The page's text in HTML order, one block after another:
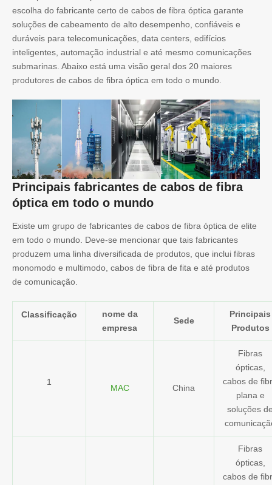
escolha do fabricante certo de cabos de fibra óptica garante
soluções de cabeamento de alto desempenho, confiáveis ​​e
duráveis ​​para telecomunicações, data centers, edifícios
inteligentes, automação industrial e até mesmo comunicações
submarinas. Abaixo está uma visão geral dos 20 maiores
produtores de cabos de fibra óptica em todo o mundo.
Principais fabricantes de cabos de fibra
óptica em todo o mundo
Existe um grupo de fabricantes de cabos de fibra óptica de elite
em todo o mundo. Deve-se mencionar que tais fabricantes
produzem uma linha diversificada de produtos, que inclui fibras
monomodo e multimodo, cabos de fibra de fita e até produtos
de comunicação.
Classificação
nome da
empresa
Sede
Principais
Produtos
1
MAC China
Fibras
ópticas,
cabos de
plana e
soluções
Fibras
ópticas,
cabos de